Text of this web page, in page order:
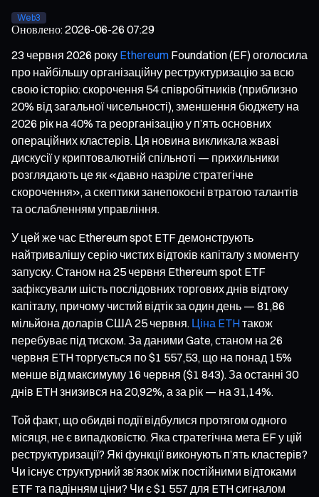
Web3
Оновлено:2026-06-26 07:29
23 червня 2026 року Ethereum Foundation (EF) оголосила
про найбільшу організаційну реструктуризацію за всю
свою історію: скорочення 54 співробітників (приблизно
20% від загальної чисельності), зменшення бюджету на
2026 рік на 40% та реорганізацію у п’ять основних
операційних кластерів. Ця новина викликала жваві
дискусії у криптовалютній спільноті — прихильники
розглядають це як «давно назріле стратегічне
скорочення», а скептики занепокоєні втратою талантів
та ослабленням управління.
У цей же час Ethereum spot ETF демонструють
найтривалішу серію чистих відтоків капіталу з моменту
запуску. Станом на 25 червня Ethereum spot ETF
зафіксували шість послідовних торгових днів відтоку
капіталу, причому чистий відтік за один день — 81,86
мільйона доларів США 25 червня. Ціна ETHтакож
перебуває під тиском. За даними Gate, станом на 26
червня ETH торгується по $1 557,53, що на понад 15%
менше від максимуму 16 червня ($1 843). За останні 30
днів ETH знизився на 20,92%, а за рік — на 31,14%.
Той факт, що обидві події відбулися протягом одного
місяця, не є випадковістю. Яка стратегічна мета EF у цій
реструктуризації? Які функції виконують п’ять кластерів?
Чи існує структурний зв’язок між постійними відтоками
ETF та падінням ціни? Чи є $1 557 для ETH сигналом